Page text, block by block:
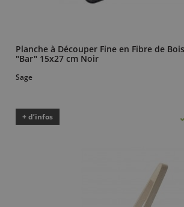
Planche à Découper Fine en Fibre de
"Bar" 15x27 cm Noir
Sage
+ d’infos